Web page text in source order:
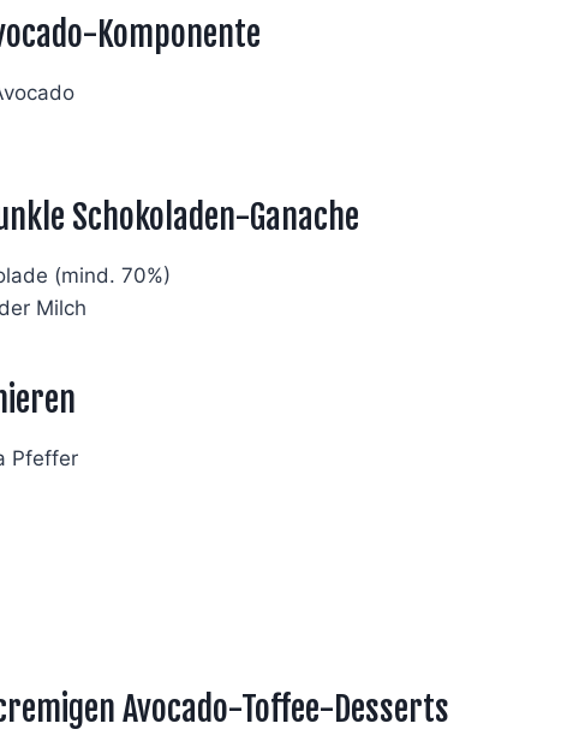
Komponente
Schokoladen-Ganache
(mind. 70%)
Milch
Pfeffer
Avocado-Toffee-Desserts